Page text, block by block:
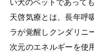
い犬のペットであって
天啓気療とは、長年呼
ラが覚醒しクンダリニ
次元のエネルギーを使